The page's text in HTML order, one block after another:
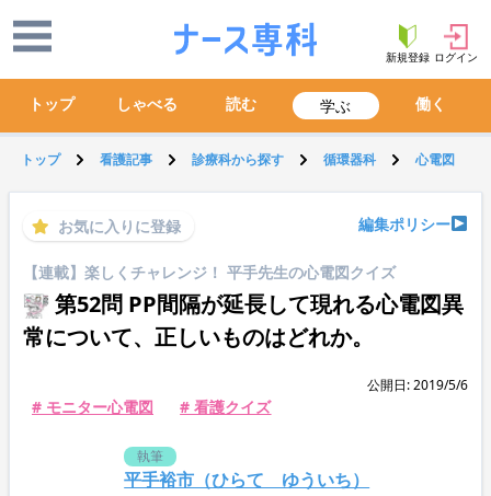
新規登録 ログイン
トップ しゃべる 読む 学ぶ 働く
トップ 看護記事 診療科から探す 循環器科 心電図
お気に入りに登録 編集ポリシー
【連載】楽しくチャレンジ！ 平手先生の心電図クイズ
第52問 PP間隔が延長して現れる心電図異
常について、正しいものはどれか。
公開日: 2019/5/6
# モニター心電図 # 看護クイズ
執筆
平手裕市（ひらて ゆういち）